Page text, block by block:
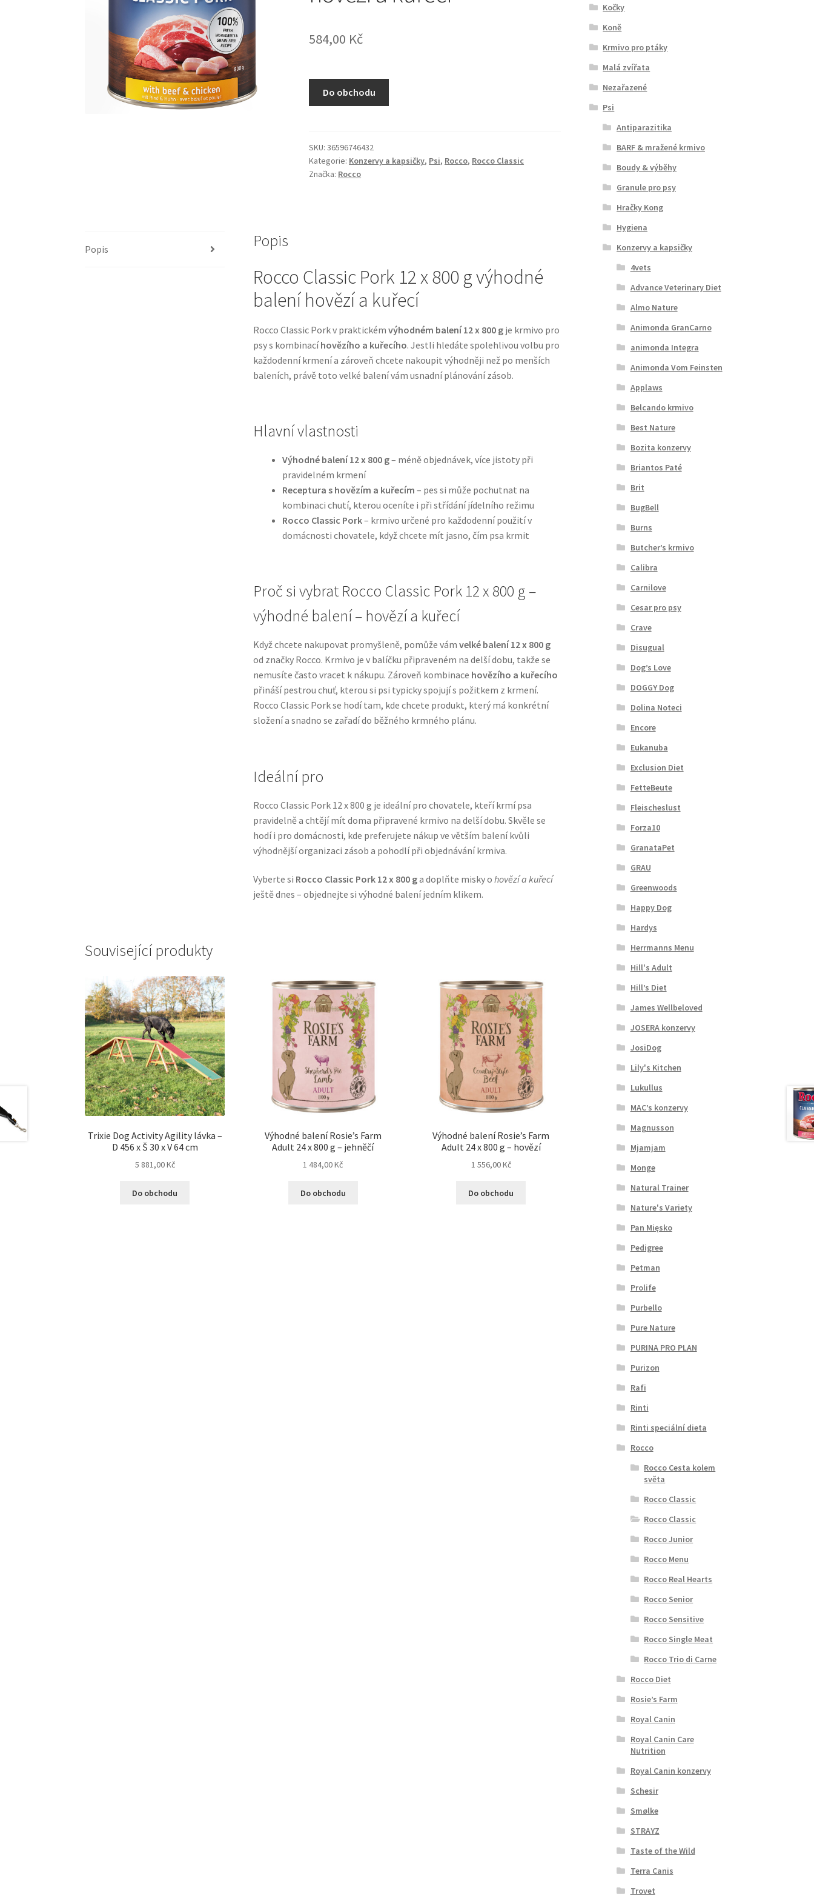
584,00 Kč
Do obchodu
SKU:36596746432
Kategorie: Konzervy a kapsičky, Psi, Rocco, Rocco Classic
Značka: Rocco
Popis Popis
Rocco Classic Pork 12 x 800 g výhodné
balení hovězí a kuřecí
Rocco Classic Pork v praktickém výhodném balení 12 x 800 gje krmivo pro
psy s kombinacíhovězího a kuřecího. Jestli hledáte spolehlivou volbu pro
každodenní krmení a zároveň chcete nakoupit výhodněji než po menších
baleních, právě toto velké balení vám usnadní plánování zásob.
Hlavní vlastnosti
Výhodné balení 12 x 800 g– méně objednávek, více jistoty při
pravidelném krmení
Receptura s hovězím a kuřecím – pes si může pochutnat na
kombinaci chutí, kterou oceníte i při střídání jídelního režimu
Rocco Classic Pork– krmivo určené pro každodenní použití v
domácnosti chovatele, když chcete mít jasno, čím psa krmit
Proč si vybrat Rocco Classic Pork 12 x 800 g –
výhodné balení – hovězí a kuřecí
Když chcete nakupovat promyšleně, pomůže vám velké balení 12 x 800 g
od značky Rocco. Krmivo je v balíčku připraveném na delší dobu, takže se
nemusíte často vracet k nákupu. Zároveň kombinace hovězího a kuřecího
přináší pestrou chuť, kterou si psi typicky spojují s požitkem z krmení.
Rocco Classic Pork se hodí tam, kde chcete produkt, který má konkrétní
složení a snadno se zařadí do běžného krmného plánu.
Ideální pro
Rocco Classic Pork 12 x 800 g je ideální pro chovatele, kteří krmí psa
pravidelně a chtějí mít doma připravené krmivo na delší dobu. Skvěle se
hodí i pro domácnosti, kde preferujete nákup ve větším balení kvůli
výhodnější organizaci zásob a pohodlí při objednávání krmiva.
Vyberte si Rocco Classic Pork 12 x 800 ga doplňte misky o hovězí a kuřecí
ještě dnes – objednejte si výhodné balení jedním klikem.
Související produkty
Trixie Dog Activity Agility lávka –
D 456 x Š 30 x V 64 cm
5 881,00Kč
Do obchodu
Výhodné balení Rosie’s Farm
Adult 24 x 800 g – jehněčí
1 484,00Kč
Do obchodu
Výhodné balení Rosie’s Farm
Adult 24 x 800 g – hovězí
1 556,00Kč
Do obchodu
Kočky
Koně
Krmivo pro ptáky
Malá zvířata
Nezařazené
Psi
Antiparazitika
BARF & mražené krmivo
Boudy & výběhy
Granule pro psy
Hračky Kong
Hygiena
Konzervy a kapsičky
4vets
Advance Veterinary Diet
Almo Nature
Animonda GranCarno
animonda Integra
Animonda Vom Feinsten
Applaws
Belcando krmivo
Best Nature
Bozita konzervy
Briantos Paté
Brit
BugBell
Burns
Butcher’s krmivo
Calibra
Carnilove
Cesar pro psy
Crave
Disugual
Dog’s Love
DOGGY Dog
Dolina Noteci
Encore
Eukanuba
Exclusion Diet
FetteBeute
Fleischeslust
Forza10
GranataPet
GRAU
Greenwoods
Happy Dog
Hardys
Herrmanns Menu
Hill's Adult
Hill’s Diet
James Wellbeloved
JOSERA konzervy
JosiDog
Lily's Kitchen
Lukullus
MAC’s konzervy
Magnusson
Mjamjam
Monge
Natural Trainer
Nature's Variety
Pan Mięsko
Pedigree
Petman
Prolife
Purbello
Pure Nature
PURINA PRO PLAN
Purizon
Rafi
Rinti
Rinti speciální dieta
Rocco
Rocco Cesta kolem
světa
Rocco Classic
Rocco Classic
Rocco Junior
Rocco Menu
Rocco Real Hearts
Rocco Senior
Rocco Sensitive
Rocco Single Meat
Rocco Trio di Carne
Rocco Diet
Rosie’s Farm
Royal Canin
Royal Canin Care
Nutrition
Royal Canin konzervy
Schesir
Smølke
STRAYZ
Taste of the Wild
Terra Canis
Trovet